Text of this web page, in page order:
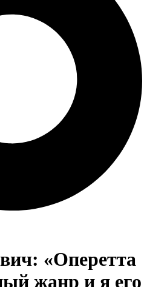
«Оперетта
жанр и я его